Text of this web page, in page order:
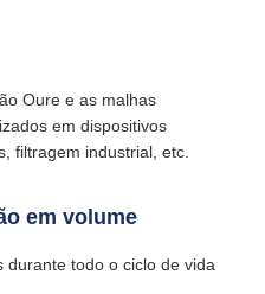
Oure e as malhas
em dispositivos
filtragem industrial, etc.
em volume
durante todo o ciclo de vida